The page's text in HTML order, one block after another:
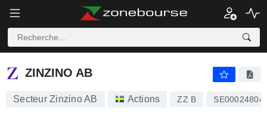
ZINZINO AB
ZINZINO AB
Secteur Zinzino AB Actions ZZ B